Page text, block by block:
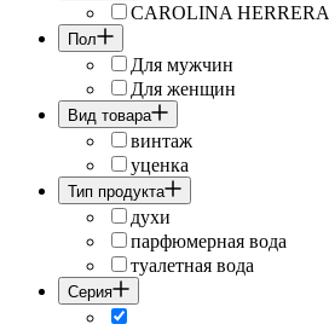
CAROLINA HERRERA
Пол
Для мужчин
Для женщин
Вид товара
винтаж
уценка
Тип продукта
духи
парфюмерная вода
туалетная вода
Серия